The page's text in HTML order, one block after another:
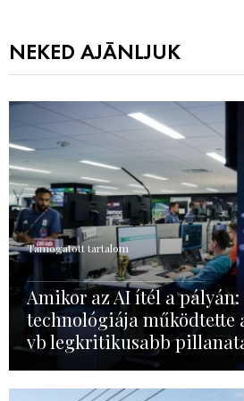
NEKED AJÁNLJUK
Támogatott tartalom
Amikor az AI ítél a pályán:
technológiája működtette
vb legkritikusabb